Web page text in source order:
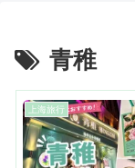
青稚
上海旅行